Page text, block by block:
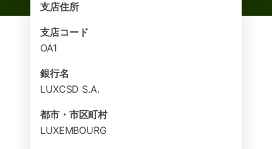
支店住所
支店コード
OA1
銀行名
LUXCSD S.A.
都市・市区町村
LUXEMBOURG